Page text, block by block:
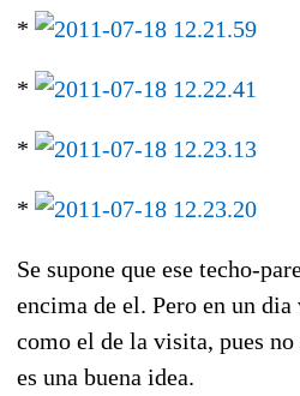
*
*
*
*
Se supone que ese techo-
encima de el. Pero en un
como el de la visita, pues no
es una buena idea.